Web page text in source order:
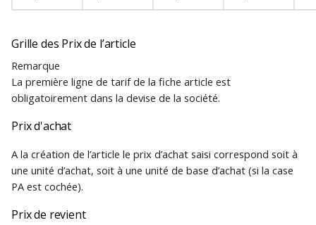
Grille des Prix de l’article
Remarque
La première ligne de tarif de la fiche article est
obligatoirement dans la devise de la société.
Prix d'achat
A la création de l’article le prix d’achat saisi correspond soit à
une unité d’achat, soit à une unité de base d’achat (si la case
PA est cochée).
Prix de revient